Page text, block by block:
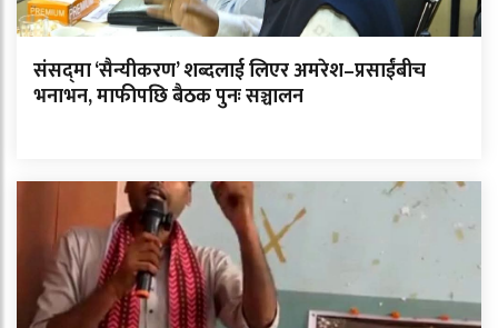
संसद्‌मा ‘सैन्यीकरण’ शब्दलाई लिएर अमरेश–प्रसाईंबीच
भनाभन, माफीपछि बैठक पुनः सञ्चालन